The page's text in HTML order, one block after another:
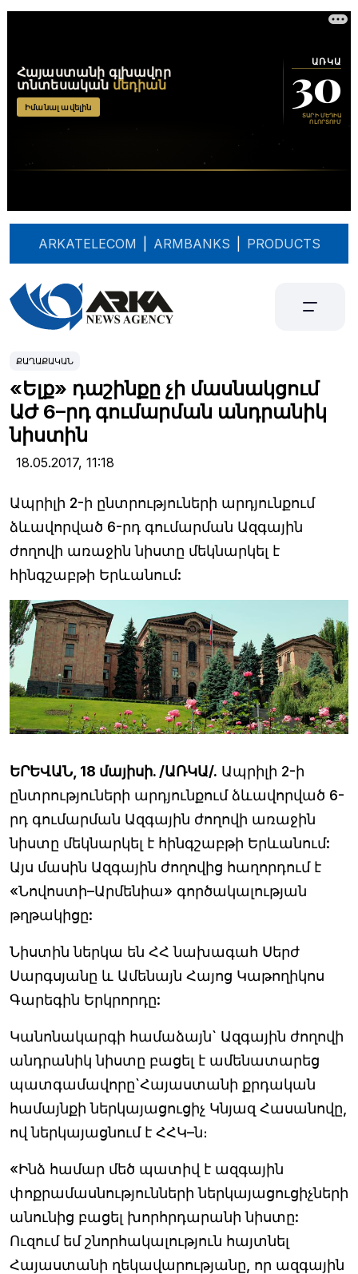
ARKATELECOM ARMBANKS PRODUCTS
ՔԱՂԱՔԱԿԱՆ
«Ելք» դաշինքը չի մասնակցում
ԱԺ 6–րդ գումարման անդրանիկ
նիստին
18.05.2017, 11:18
Ապրիլի 2-ի ընտրություների արդյունքում
ձևավորված 6-րդ գումարման Ազգային
ժողովի առաջին նիստը մեկնարկել է
հինգշաբթի Երևանում:
ԵՐԵՎԱՆ, 18 մայիսի. /ԱՌԿԱ/. Ապրիլի 2-ի
ընտրություների արդյունքում ձևավորված 6-
րդ գումարման Ազգային ժողովի առաջին
նիստը մեկնարկել է հինգշաբթի Երևանում:
Այս մասին Ազգային ժողովից հաղորդում է
«Նովոստի–Արմենիա» գործակալության
թղթակիցը:
Նիստին ներկա են ՀՀ նախագահ Սերժ
Սարգսյանը և Ամենայն Հայոց Կաթողիկոս
Գարեգին Երկրորդը:
Կանոնակարգի համաձայն` Ազգային ժողովի
անդրանիկ նիստը բացել է ամենատարեց
պատգամավորը`Հայաստանի քրդական
համայնքի ներկայացուցիչ Կնյազ Հասանովը,
ով ներկայացնում է ՀՀԿ–ն։
«Ինձ համար մեծ պատիվ է ազգային
փոքրամասնությունների ներկայացուցիչների
անունից բացել խորհրդարանի նիստը:
Ուզում եմ շնորհակալություն հայտնել
Հայաստանի ղեկավարությանը, որ ազգային